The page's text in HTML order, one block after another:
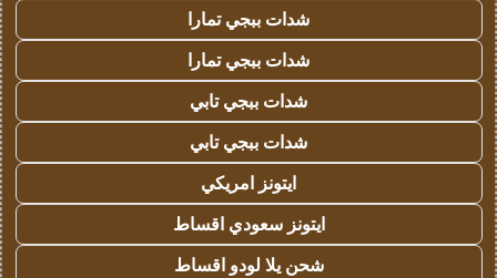
شدات ببجي تمارا
شدات ببجي تمارا
شدات ببجي تابي
شدات ببجي تابي
ايتونز امريكي
ايتونز سعودي اقساط
شحن يلا لودو اقساط